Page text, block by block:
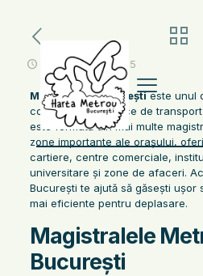
noiembrie 12, 2025
Metroul din Bucureștieste unul
convenabile mijloace de
este formată din mai multe
zone importante ale orașului,
cartiere, centre comerciale,
universitare și zone de afaceri.
București te ajută să găsești ușor
mai eficiente pentru deplasare.
Magistralele
București